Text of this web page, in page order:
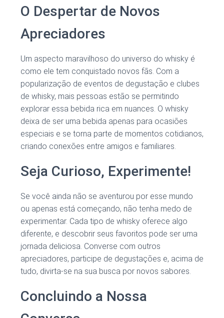
O Despertar de Novos
Apreciadores
Um aspecto maravilhoso do universo do whisky é
como ele tem conquistado novos fãs. Com a
popularização de eventos de degustação e clubes
de whisky, mais pessoas estão se permitindo
explorar essa bebida rica em nuances. O whisky
deixa de ser uma bebida apenas para ocasiões
especiais e se torna parte de momentos cotidianos,
criando conexões entre amigos e familiares.
Seja Curioso, Experimente!
Se você ainda não se aventurou por esse mundo
ou apenas está começando, não tenha medo de
experimentar. Cada tipo de whisky oferece algo
diferente, e descobrir seus favoritos pode ser uma
jornada deliciosa. Converse com outros
apreciadores, participe de degustações e, acima de
tudo, divirta-se na sua busca por novos sabores.
Concluindo a Nossa